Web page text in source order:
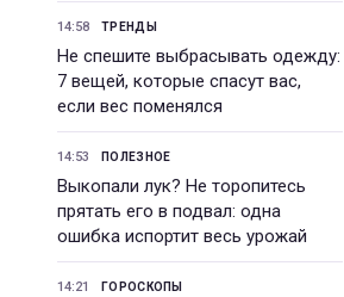
14:58 ТРЕНДЫ
Не спешите выбрасывать одежду:
7 вещей, которые спасут вас,
если вес поменялся
14:53 ПОЛЕЗНОЕ
Выкопали лук? Не торопитесь
прятать его в подвал: одна
ошибка испортит весь урожай
14:21 ГОРОСКОПЫ